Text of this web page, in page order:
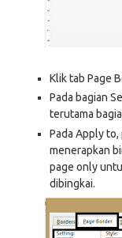
Klik tab Page
Pada bagian
terutama
Pada Apply
menerapkan
page only
dibingkai.